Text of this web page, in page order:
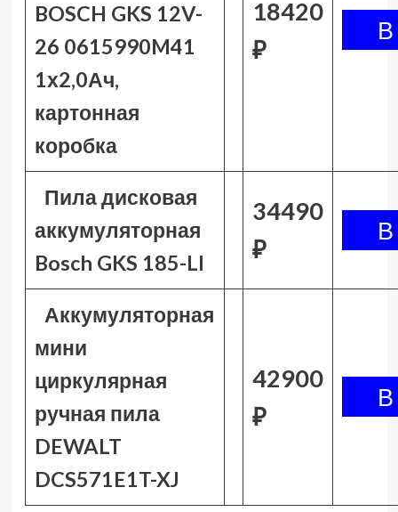
BOSCH GKS 12V-
26 0615990M41
1х2,0Ач,
картонная
коробка
18420
₽
Пила дисковая
аккумуляторная
Bosch GKS 185-LI
34490
₽
Аккумуляторная
мини
циркулярная
ручная пила
DEWALT
DCS571E1T-XJ
42900
₽